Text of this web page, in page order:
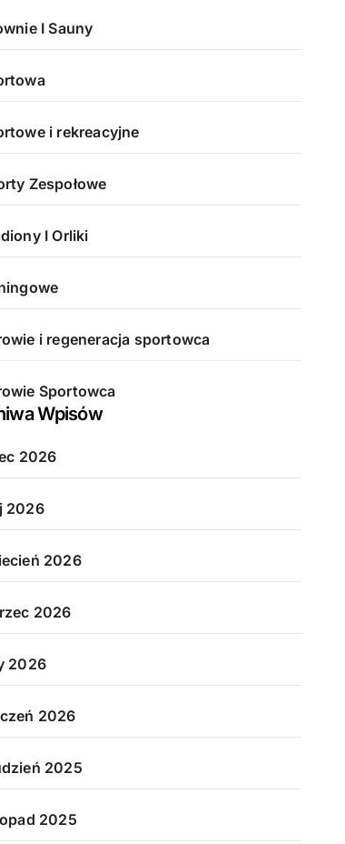
I Sauny
i rekreacyjne
Zespołowe
I Orliki
i regeneracja sportowca
Sportowca
Wpisów
2026
2026
2026
2026
2026
2026
2025
2025